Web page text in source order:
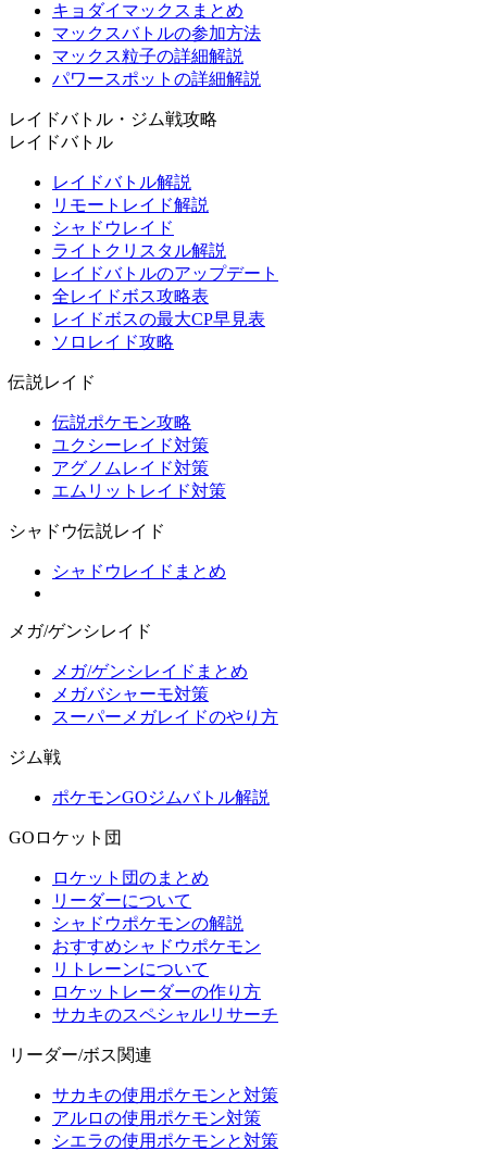
キョダイマックスまとめ
マックスバトルの参加方法
マックス粒子の詳細解説
パワースポットの詳細解説
レイドバトル・ジム戦攻略
レイドバトル
レイドバトル解説
リモートレイド解説
シャドウレイド
ライトクリスタル解説
レイドバトルのアップデート
全レイドボス攻略表
レイドボスの最大CP早見表
ソロレイド攻略
伝説レイド
伝説ポケモン攻略
ユクシーレイド対策
アグノムレイド対策
エムリットレイド対策
シャドウ伝説レイド
シャドウレイドまとめ
メガ/ゲンシレイド
メガ/ゲンシレイドまとめ
メガバシャーモ対策
スーパーメガレイドのやり方
ジム戦
ポケモンGOジムバトル解説
GOロケット団
ロケット団のまとめ
リーダーについて
シャドウポケモンの解説
おすすめシャドウポケモン
リトレーンについて
ロケットレーダーの作り方
サカキのスペシャルリサーチ
リーダー/ボス関連
サカキの使用ポケモンと対策
アルロの使用ポケモン対策
シエラの使用ポケモンと対策